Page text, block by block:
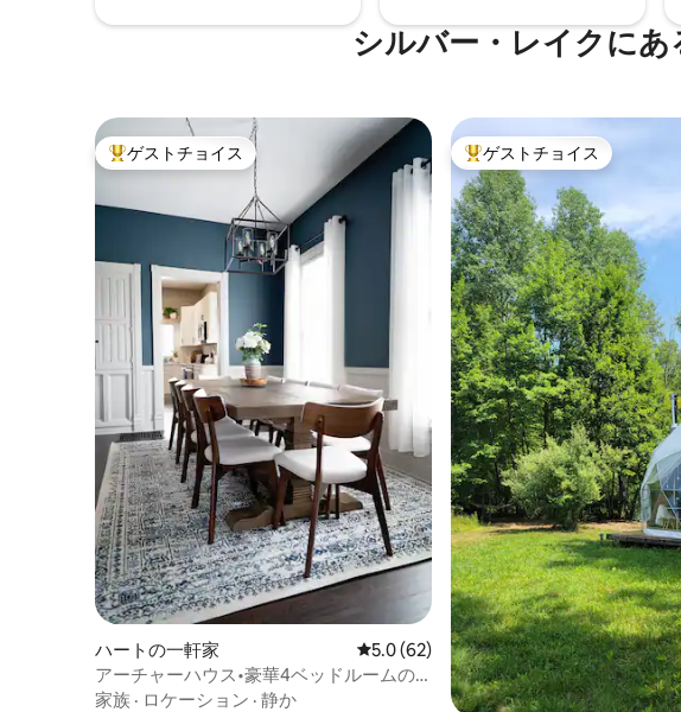
シルバー・レイクに
大好評のゲストチョイスです。
ゲストチョイス
ハートの一軒家 レビュー62件、5つ星中5.0つ星の平均
5.0 (62)
アーチャーハウス•豪華4ベッドルームの
リトリート•湖まで徒歩
家族 · ロケーション · 静か
大好評のゲストチョイスです
ゲストチョイス